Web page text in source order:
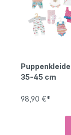
35-45 cm
98,90 €*